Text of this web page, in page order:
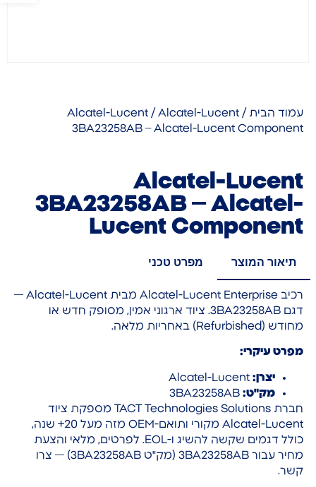
עמוד הבית /
Alcatel-Lucent / Alcatel-Lucent
3BA23258AB – Alcatel-Lucent Component
Alcatel-Lucent
3BA23258AB – Alcatel-
Lucent Component
תיאור המוצר מפרט טכני
רכיב Alcatel-Lucent Enterprise מבית Alcatel-Lucent —
דגם 3BA23258AB. ציוד ארגוני אמין, מסופק חדש או
מחודש (Refurbished) באחריות מלאה.
מפרט עיקרי:
יצרן:
מק"ט:
חברת TACT Technologies Solutions מספקת ציוד
Alcatel-Lucent מקורי ותואם-OEM מזה מעל 20+ שנה,
כולל דגמים שקשה להשיג ו-EOL. לפרטים, מלאי והצעת
מחיר עבור 3BA23258AB (מק"ט 3BA23258AB) — צרו
קשר.